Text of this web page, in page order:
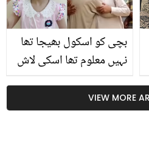
بچی کو اسکول بھیجا تھا
نہیں معلوم تھا اسکی لاش
بچی کیسے اللہ کو پیاری
ہوئی؟ ویڈیو سامنے آگئی
VIEW MORE